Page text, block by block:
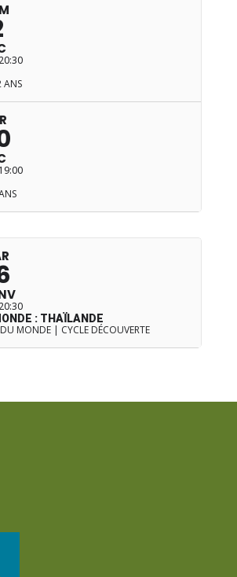
20:30
ANS
19:00
20:30
: THAÏLANDE
MONDE | CYCLE DÉCOUVERTE